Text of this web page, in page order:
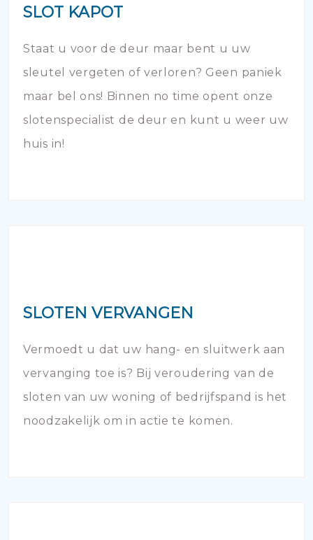
SLOT KAPOT
Staat u voor de deur maar bent u uw
sleutel vergeten of verloren? Geen paniek
maar bel ons! Binnen no time opent onze
slotenspecialist de deur en kunt u weer uw
huis in!
SLOTEN VERVANGEN
Vermoedt u dat uw hang- en sluitwerk aan
vervanging toe is? Bij veroudering van de
sloten van uw woning of bedrijfspand is het
noodzakelijk om in actie te komen.